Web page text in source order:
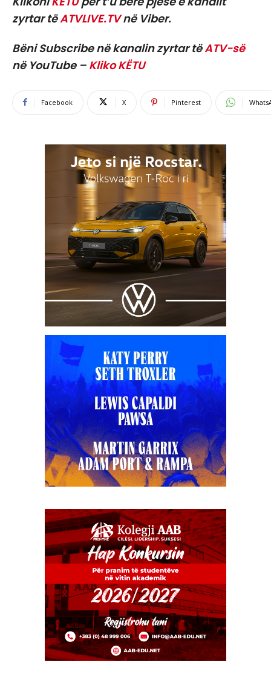
zyrtar tëATVLIVE.TVnë Viber.
Bëni Subscribe në kanalin zyrtar tëATV-së
në YouTube – Kliko KËTU
Facebook X Pinterest